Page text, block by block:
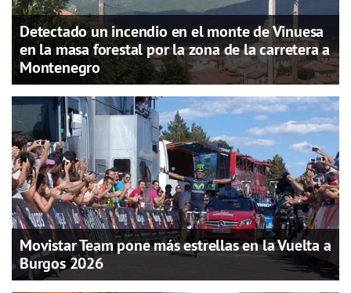
Detectado un incendio en el monte de Vinuesa
en la masa forestal por la zona de la carretera a
Montenegro
Movistar Team pone más estrellas en la Vuelta a
Burgos 2026